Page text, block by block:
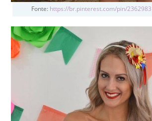
Fonte: https://br.pinterest.com/pin/